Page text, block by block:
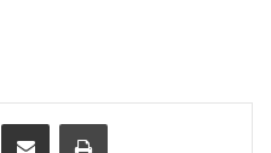
Telegram